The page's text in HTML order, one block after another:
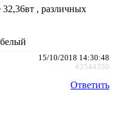
, различных
15/10/2018 14:30:48
#2544350
Ответить